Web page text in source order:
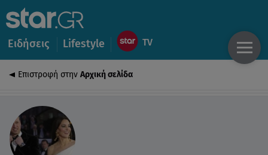
Ειδήσεις Lifestyle
Επιστροφή στην Αρχική σελίδα